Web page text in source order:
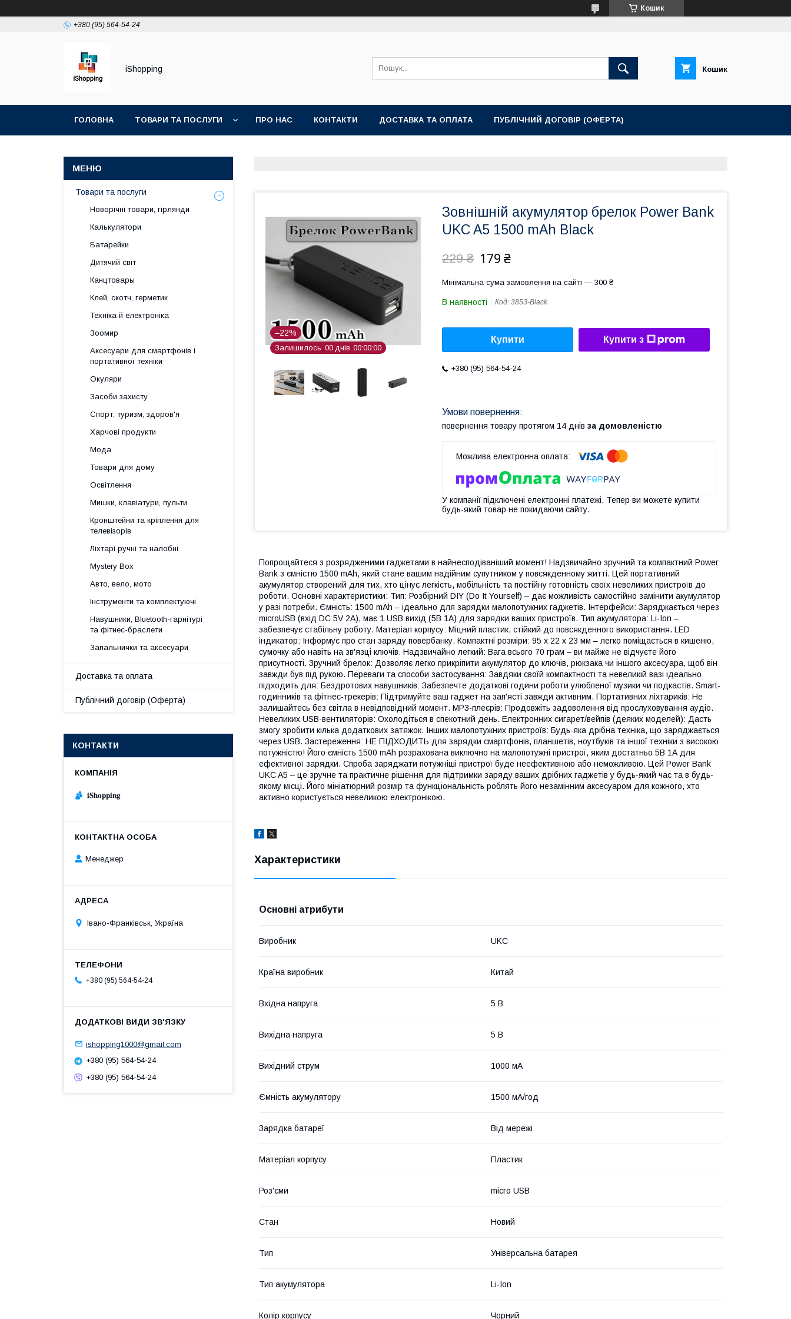
Кошик
+380 (95) 564-54-24
iShopping Кошик
ГОЛОВНА ТОВАРИ ТА ПОСЛУГИ ПРО НАС КОНТАКТИ ДОСТАВКА ТА ОПЛАТА ПУБЛІЧНИЙ ДОГОВІР (ОФЕРТА)
–22%
Залишилось 00 днів 00 00 00
Зовнішній акумулятор брелок Power Bank
UKC A5 1500 mAh Black
229 ₴ 179 ₴
Мінімальна сума замовлення на сайті — 300 ₴
В наявності Код: 3853-Black
Купити Купити з
+380 (95) 564-54-24
повернення товару протягом 14 днів за домовленістю
У компанії підключені електронні платежі. Тепер ви можете купити
будь-який товар не покидаючи сайту.
Попрощайтеся з розрядженими гаджетами в найнесподіваніший момент! Надзвичайно зручний та компактний Power
Bank з ємністю 1500 mAh, який стане вашим надійним супутником у повсякденному житті. Цей портативний
акумулятор створений для тих, хто цінує легкість, мобільність та постійну готовність своїх невеликих пристроїв до
роботи. Основні характеристики: Тип: Розбірний DIY (Do It Yourself) – дає можливість самостійно замінити акумулятор
у разі потреби. Ємність: 1500 mAh – ідеально для зарядки малопотужних гаджетів. Інтерфейси: Заряджається через
microUSB (вхід DC 5V 2A), має 1 USB вихід (5В 1А) для зарядки ваших пристроїв. Тип акумулятора: Li-Ion –
забезпечує стабільну роботу. Матеріал корпусу: Міцний пластик, стійкий до повсякденного використання. LED
індикатор: Інформує про стан заряду повербанку. Компактні розміри: 95 x 22 x 23 мм – легко поміщається в кишеню,
сумочку або навіть на зв'язці ключів. Надзвичайно легкий: Вага всього 70 грам – ви майже не відчуєте його
присутності. Зручний брелок: Дозволяє легко прикріпити акумулятор до ключів, рюкзака чи іншого аксесуара, щоб він
завжди був під рукою. Переваги та способи застосування: Завдяки своїй компактності та невеликій вазі ідеально
підходить для: Бездротових навушників: Забезпечте додаткові години роботи улюбленої музики чи подкастів. Smart-
годинників та фітнес-трекерів: Підтримуйте ваш гаджет на зап'ясті завжди активним. Портативних ліхтариків: Не
залишайтесь без світла в невідповідний момент. MP3-плеєрів: Продовжіть задоволення від прослуховування аудіо.
Невеликих USB-вентиляторів: Охолодіться в спекотний день. Електронних сигарет/вейпів (деяких моделей): Дасть
змогу зробити кілька додаткових затяжок. Інших малопотужних пристроїв: Будь-яка дрібна техніка, що заряджається
через USB. Застереження: НЕ ПІДХОДИТЬ для зарядки смартфонів, планшетів, ноутбуків та іншої техніки з високою
потужністю! Його ємність 1500 mAh розрахована виключно на малопотужні пристрої, яким достатньо 5В 1А для
ефективної зарядки. Спроба заряджати потужніші пристрої буде неефективною або неможливою. Цей Power Bank
UKC A5 – це зручне та практичне рішення для підтримки заряду ваших дрібних гаджетів у будь-який час та в будь-
якому місці. Його мініатюрний розмір та функціональність роблять його незамінним аксесуаром для кожного, хто
активно користується невеликою електронікою.
Характеристики
Основні атрибути
Виробник UKC
Країна виробник Китай
Вхідна напруга 5 В
Вихідна напруга 5 В
Вихідний струм 1000 мА
Ємність акумулятору 1500 мА/год
Зарядка батареї Від мережі
Матеріал корпусу Пластик
Роз'єми micro USB
Стан Новий
Тип Універсальна батарея
Тип акумулятора Li-Ion
Колір корпусу Чорний
Товари та послуги
Новорічні товари, гірлянди
Калькулятори
Батарейки
Дитячий світ
Канцтовары
Клей, скотч, герметик
Техніка й електроніка
Зоомир
Аксесуари для смартфонів і
портативної техніки
Окуляри
Засоби захисту
Спорт, туризм, здоров'я
Харчові продукти
Мода
Товари для дому
Освітлення
Мишки, клавіатури, пульти
Кронштейни та кріплення для
телевізорів
Ліхтарі ручні та налобні
Mystery Box
Авто, вело, мото
Інструменти та комплектуючі
Навушники, Bluetooth-гарнітурі
та фітнес-браслети
Запальнички та аксесуари
Доставка та оплата
Публічний договір (Оферта)
КОНТАКТИ
𝐢𝐒𝐡𝐨𝐩𝐩𝐢𝐧𝐠
Менеджер
Івано-Франківськ, Україна
+380 (95) 564-54-24
ishopping1000@gmail.com
+380 (95) 564-54-24
+380 (95) 564-54-24